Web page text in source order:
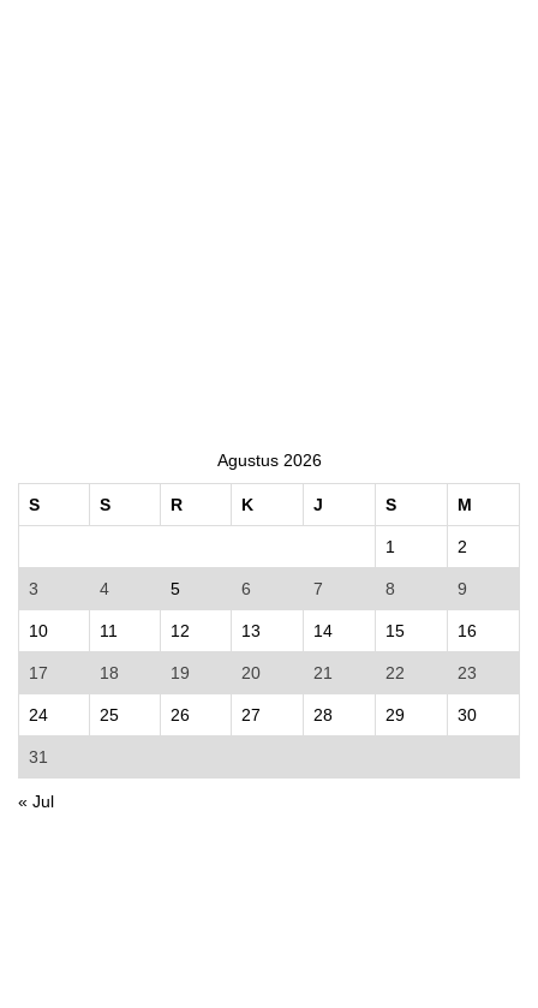
Agustus 2026
S S R K J S M
1 2
3 4 5 6 7 8 9
10 11 12 13 14 15 16
17 18 19 20 21 22 23
24 25 26 27 28 29 30
31
« Jul